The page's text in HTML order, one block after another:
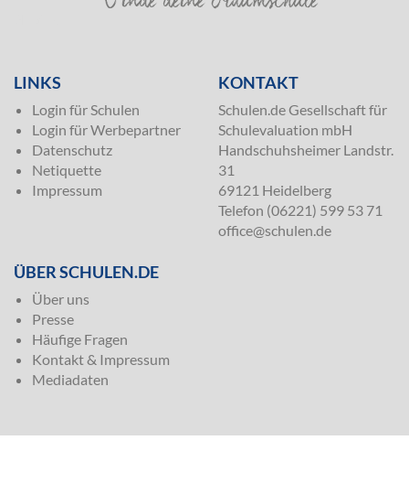
LINKS
Login für Schulen
Login für Werbepartner
Datenschutz
Netiquette
Impressum
KONTAKT
Schulen.de Gesellschaft für
Schulevaluation mbH
Handschuhsheimer Landstr.
31
69121 Heidelberg
Telefon (06221) 599 53 71
office@schulen.de
ÜBER SCHULEN.DE
Über uns
Presse
Häufige Fragen
Kontakt & Impressum
Mediadaten